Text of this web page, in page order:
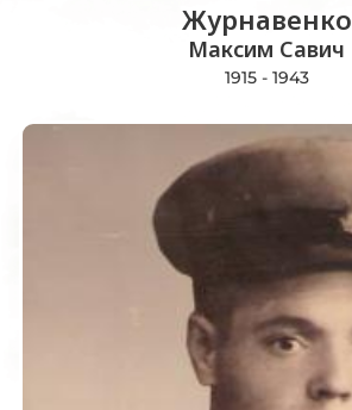
Журнавенко
Максим Савич
1915 - 1943